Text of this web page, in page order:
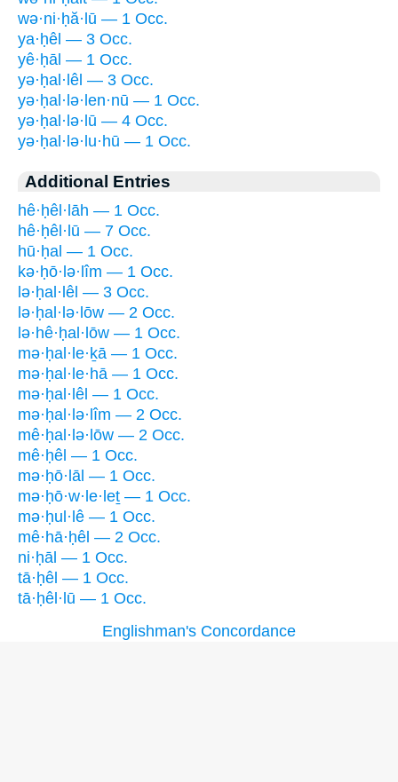
wə·ni·ḥă·lū — 1 Occ.
ya·ḥêl — 3 Occ.
yê·ḥāl — 1 Occ.
yə·ḥal·lêl — 3 Occ.
yə·ḥal·lə·len·nū — 1 Occ.
yə·ḥal·lə·lū — 4 Occ.
yə·ḥal·lə·lu·hū — 1 Occ.
Additional Entries
hê·ḥêl·lāh — 1 Occ.
hê·ḥêl·lū — 7 Occ.
hū·ḥal — 1 Occ.
kə·ḥō·lə·lîm — 1 Occ.
lə·ḥal·lêl — 3 Occ.
lə·ḥal·lə·lōw — 2 Occ.
lə·hê·ḥal·lōw — 1 Occ.
mə·ḥal·le·ḵā — 1 Occ.
mə·ḥal·le·hā — 1 Occ.
mə·ḥal·lêl — 1 Occ.
mə·ḥal·lə·lîm — 2 Occ.
mê·ḥal·lə·lōw — 2 Occ.
mê·ḥêl — 1 Occ.
mə·ḥō·lāl — 1 Occ.
mə·ḥō·w·le·leṯ — 1 Occ.
mə·ḥul·lê — 1 Occ.
mê·hā·ḥêl — 2 Occ.
ni·ḥāl — 1 Occ.
tā·ḥêl — 1 Occ.
tā·ḥêl·lū — 1 Occ.
Englishman's Concordance